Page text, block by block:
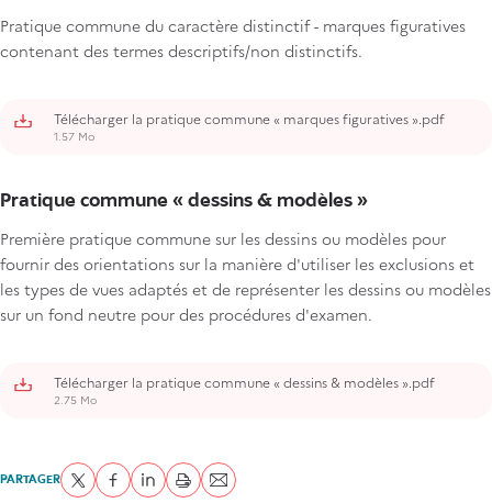
Pratique commune du caractère distinctif - marques figuratives
contenant des termes descriptifs/non distinctifs.
Télécharger la pratique commune « marques figuratives ».pdf
1.57 Mo
Pratique commune « dessins & modèles »
Première pratique commune sur les dessins ou modèles pour
fournir des orientations sur la manière d'utiliser les exclusions et
les types de vues adaptés et de représenter les dessins ou modèles
sur un fond neutre pour des procédures d'examen.
Télécharger la pratique commune « dessins & modèles ».pdf
2.75 Mo
PARTAGERPartager sur Twitter
Partager sur Facebook
Partager sur LinkedIn
imprimerEnvoyer par courriel